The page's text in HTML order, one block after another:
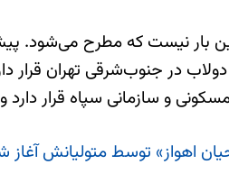
بار نیست که مطرح می‌شود.
در جنوب‌شرقی تهران قرار
و سازمانی سپاه قرار
اهواز» توسط متولیانش آغاز